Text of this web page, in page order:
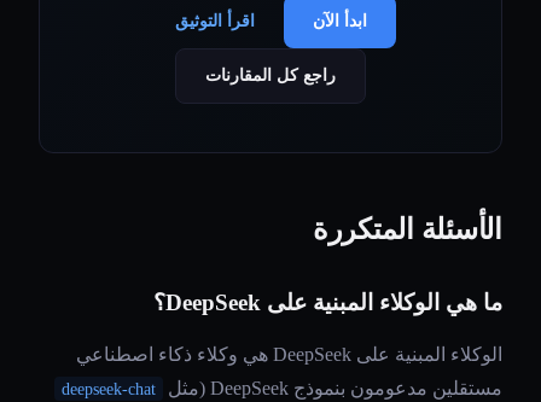
ابدأ الآن اقرأ التوثيق
راجع كل المقارنات
الأسئلة المتكررة
ما هي الوكلاء المبنية على DeepSeek؟
الوكلاء المبنية على DeepSeek هي وكلاء ذكاء اصطناعي
مستقلين مدعومون بنموذج DeepSeek (مثل
deepseek-chat